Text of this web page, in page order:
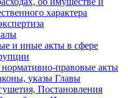
характера
и иные акты в сфере
правовые акты
указы Главы
Постановления